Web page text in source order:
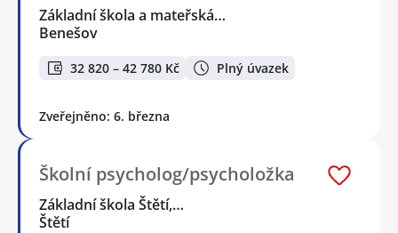
Základní škola a mateřská…
Benešov
32 820 – 42 780 Kč Plný úvazek
Zveřejněno: 6. března
Školní psycholog/psycholožka
Základní škola Štětí,…
Štětí